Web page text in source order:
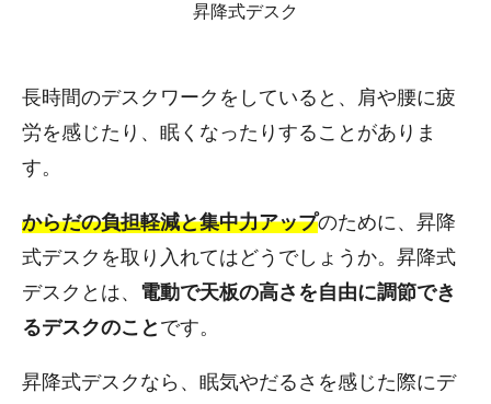
昇降式デスク
長時間のデスクワークをしていると、肩や腰に疲
労を感じたり、眠くなったりすることがありま
す。
からだの負担軽減と集中力アップのために、昇降
式デスクを取り入れてはどうでしょうか。昇降式
デスクとは、 電動で天板の高さを自由に調節でき
るデスクのこと です。
昇降式デスクなら、眠気やだるさを感じた際にデ